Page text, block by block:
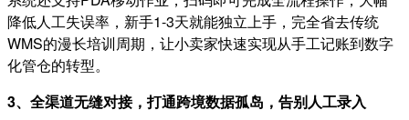
降低人工失误率，新手1-3天就能独立上手，完全省去传统
WMS的漫长培训周期，让小卖家快速实现从手工记账到数字
化管仓的转型。
3、全渠道无缝对接，打通跨境数据孤岛，告别人工录入